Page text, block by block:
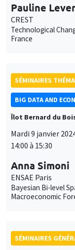
Pauline
CREST
Technological
France
SÉMINAIRES
BIG DATA AND
Îlot Bernard du
Mardi 9 janvier
14:00 à 15:30
Anna Simoni
ENSAE Paris
Bayesian Bi-level
Macroeconomic
SÉMINAIRES